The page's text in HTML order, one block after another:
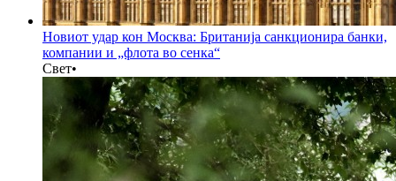
Новиот удар кон Москва: Британија санкционира банки,
компании и „флота во сенка“
Свет•